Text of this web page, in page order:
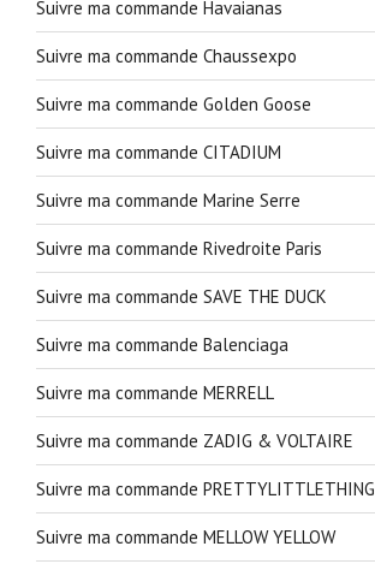
Suivre ma commande Havaianas
Suivre ma commande Chaussexpo
Suivre ma commande Golden Goose
Suivre ma commande CITADIUM
Suivre ma commande Marine Serre
Suivre ma commande Rivedroite Paris
Suivre ma commande SAVE THE DUCK
Suivre ma commande Balenciaga
Suivre ma commande MERRELL
Suivre ma commande ZADIG & VOLTAIRE
Suivre ma commande PRETTYLITTLETHING
Suivre ma commande MELLOW YELLOW